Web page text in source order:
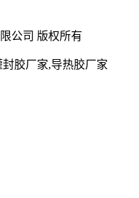
公司 版权所有
胶厂家,导热胶厂家